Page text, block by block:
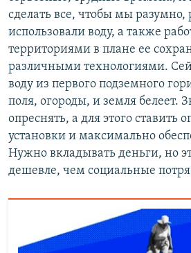
сделать все, чтобы мы разумно,
использовали воду, а также
территориями в плане ее
различными технологиями.
воду из первого подземного
поля, огороды, и земля белеет.
опреснять, а для этого ставить
установки и максимально
Нужно вкладывать деньги, но
дешевле, чем социальные